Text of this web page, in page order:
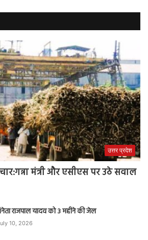
उत्तर प्रदेश
मंत्री और एसीएस पर उठे सवाल
राजपाल यादव को 3 महीने की जेल
10, 2026